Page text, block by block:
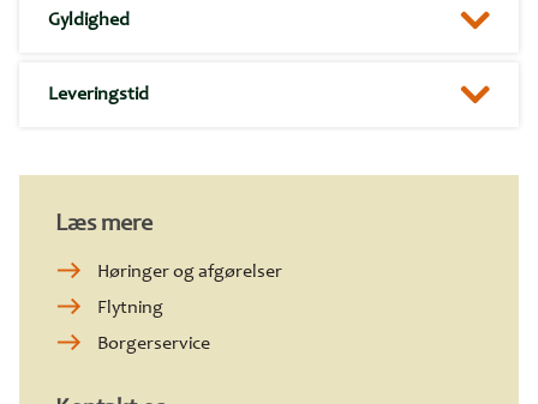
Gyldighed
Leveringstid
Læs mere
Høringer og afgørelser
Flytning
Borgerservice